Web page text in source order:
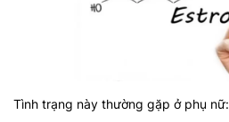
Tình trạng này thường gặp ở phụ nữ: